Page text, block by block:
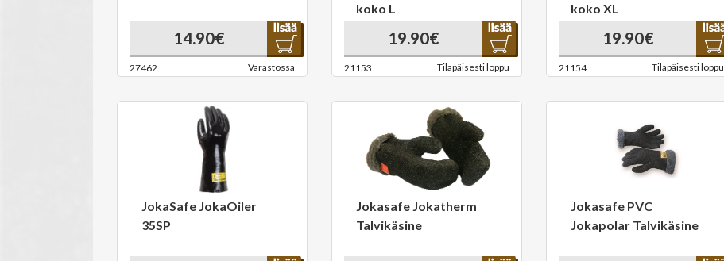
14.90€
27462 Varastossa
koko L
19.90€
21153 Tilapäisesti loppu
koko XL
19.90€
21154 Tilapäisesti loppu
JokaSafe JokaOiler
35SP
Jokasafe Jokatherm
Talvikäsine
Jokasafe PVC
Jokapolar Talvikäsine